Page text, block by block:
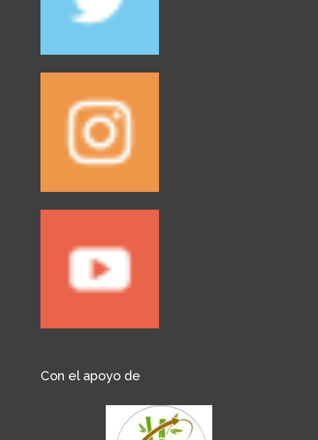
Con el apoyo de